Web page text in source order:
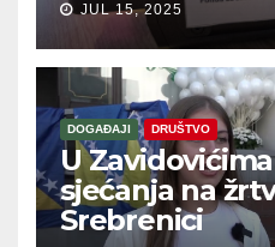
JUL 15, 2025
DOGAĐAJI DRUŠTVO
U
sjećanja na
Srebrenici